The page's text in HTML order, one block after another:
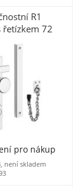
R1
72
nerez 0100
pro nákup
není skladem